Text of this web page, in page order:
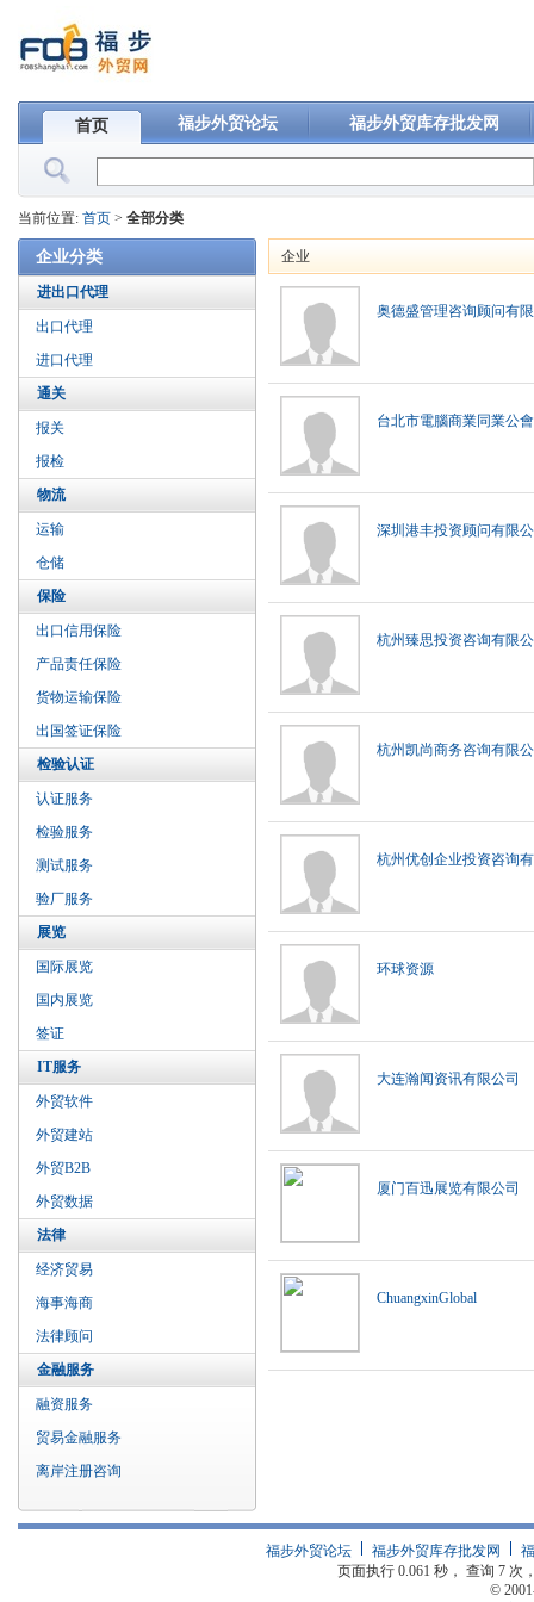
首页 福步外贸论坛 福步外贸库存批发网
当前位置: 首页 > 全部分类
企业分类
进出口代理
出口代理
进口代理
通关
报关
报检
物流
运输
仓储
保险
出口信用保险
产品责任保险
货物运输保险
出国签证保险
检验认证
认证服务
检验服务
测试服务
验厂服务
展览
国际展览
国内展览
签证
IT服务
外贸软件
外贸建站
外贸B2B
外贸数据
法律
经济贸易
海事海商
法律顾问
金融服务
融资服务
贸易金融服务
离岸注册咨询
企业
奥德盛管理咨询顾问有
台北市電腦商業同業公會
深圳港丰投资顾问有限
杭州臻思投资咨询有限
杭州凯尚商务咨询有限
杭州优创企业投资咨询
环球资源
大连瀚闻资讯有限公司
厦门百迅展览有限公司
ChuangxinGlobal
福步外贸论坛 福步外贸库存批发网
页面执行 0.061 秒， 查询 7 次
©